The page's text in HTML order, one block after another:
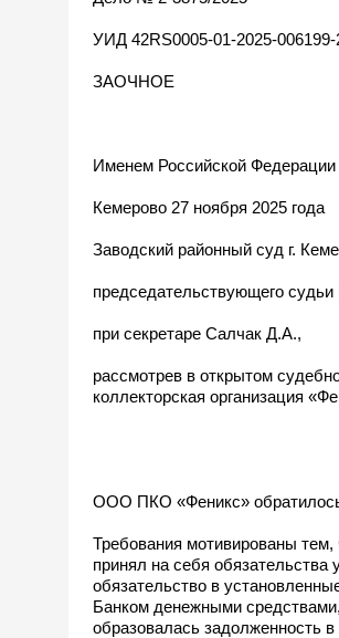
УИД 42RS0005-01-2025-006199-
ЗАОЧНОЕ
Именем Российской Федерации
Кемерово 27 ноября 2025 года
Заводский районный суд г.
председательствующего судьи
при секретаре Салчак Д.А.,
рассмотрев в открытом
коллекторская организация
ООО ПКО «Феникс» обратилось
Требования мотивированы
принял на себя
обязательство в
Банком денежными
образовалась задолженность в